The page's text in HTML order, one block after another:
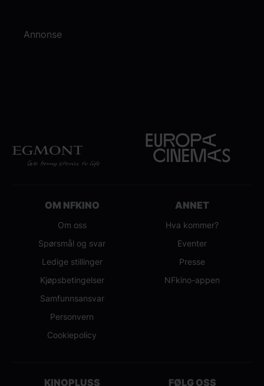
Annonse
OM NFKINO
Om oss
Spørsmål og svar
Ledige stillinger
Kjøpsbetingelser
Samfunnsansvar
Personvern
Cookiepolicy
ANNET
Hva kommer?
Eventer
Presse
NFkino-appen
KINOPLUSS FØLG OSS